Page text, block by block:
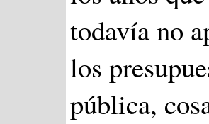
todavía no
los
pública,